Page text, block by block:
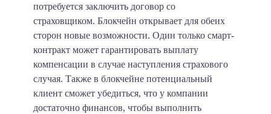
потребуется заключить договор со
страховщиком. Блокчейн открывает для обеих
сторон новые возможности. Один только смарт-
контракт может гарантировать выплату
компенсации в случае наступления страхового
случая. Также в блокчейне потенциальный
клиент сможет убедиться, что у компании
достаточно финансов, чтобы выполнить